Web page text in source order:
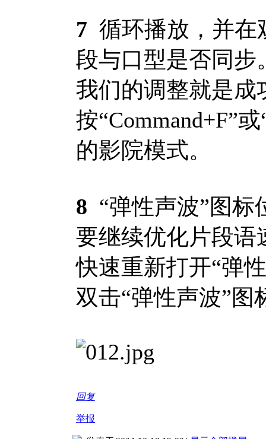
7 循环播放，并在
段与口型是否同步
我们的调整就是成
按“Command+F”
的影院模式。
8 “弹性声波”图
要继续优化片段语
快速重新打开“弹
双击“弹性声波”图
回复
举报